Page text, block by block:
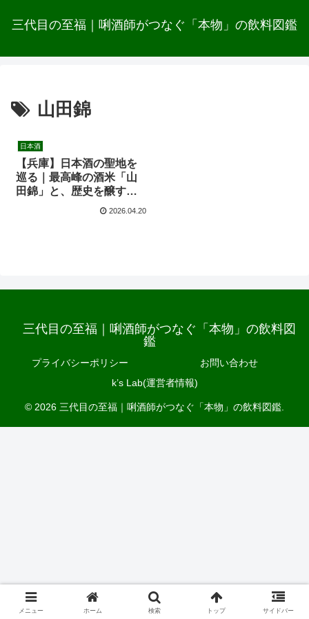
三代目の至福｜唎酒師がつなぐ「本物」の飲料図鑑
山田錦
日本酒
【兵庫】日本酒の聖地を
巡る｜最高峰の酒米「山
田錦」と、歴史を醸す
「灘五郷」の真髄
2026.04.20
三代目の至福｜唎酒師がつなぐ「本物」の飲料図
鑑
プライバシーポリシー
お問い合わせ
k’s Lab(運営者情報)
© 2026 三代目の至福｜唎酒師がつなぐ「本物」の飲料図鑑.
メニュー ホーム 検索 トップ サイドバー